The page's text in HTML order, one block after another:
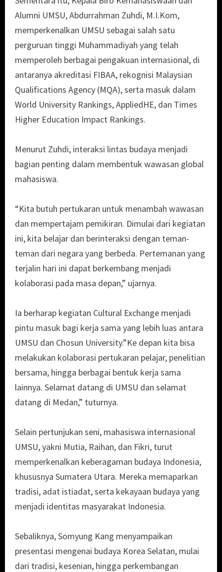
Alumni UMSU, Abdurrahman Zuhdi, M.I.Kom,
memperkenalkan UMSU sebagai salah satu
perguruan tinggi Muhammadiyah yang telah
memperoleh berbagai pengakuan internasional, di
antaranya akreditasi FIBAA, rekognisi Malaysian
Qualifications Agency (MQA), serta masuk dalam
World University Rankings, AppliedHE, dan Times
Higher Education Impact Rankings.
Menurut Zuhdi, interaksi lintas budaya menjadi
bagian penting dalam membentuk wawasan global
mahasiswa.
“Kita butuh pertukaran untuk menambah wawasan
dan mempertajam pemikiran. Dimulai dari kegiatan
ini, kita belajar dan berinteraksi dengan teman-
teman dari negara yang berbeda. Pertemanan yang
terjalin hari ini dapat berkembang menjadi
kolaborasi pada masa depan,” ujarnya.
Ia berharap kegiatan Cultural Exchange menjadi
pintu masuk bagi kerja sama yang lebih luas antara
UMSU dan Chosun University.”Ke depan kita bisa
melakukan kolaborasi pertukaran pelajar, penelitian
bersama, hingga berbagai bentuk kerja sama
lainnya. Selamat datang di UMSU dan selamat
datang di Medan,” tuturnya.
Selain pertunjukan seni, mahasiswa internasional
UMSU, yakni Mutia, Raihan, dan Fikri, turut
memperkenalkan keberagaman budaya Indonesia,
khususnya Sumatera Utara. Mereka memaparkan
tradisi, adat istiadat, serta kekayaan budaya yang
menjadi identitas masyarakat Indonesia.
Sebaliknya, Somyung Kang menyampaikan
presentasi mengenai budaya Korea Selatan, mulai
dari tradisi, kesenian, hingga perkembangan